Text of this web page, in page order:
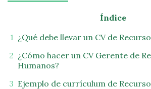
Índice
¿Qué debe llevar un CV de
¿Cómo hacer un CV Gerente de
Humanos?
Ejemplo de currículum de